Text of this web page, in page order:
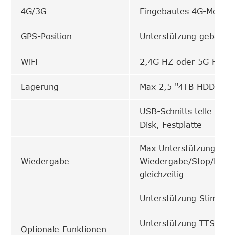
4G/3G Eingebautes 4G-
GPS-Position Unterstützung
WiFi 2,4G HZ oder 5G HZ
Lagerung Max 2,5 "4TB HDD
USB-Schnitts telle
Disk, Festplatte
Wiedergabe
Max Unterstützung 8
Wiedergabe/Stop/
gleichzeitig
Optionale Funktionen
Unterstützung
Unterstützung TTS